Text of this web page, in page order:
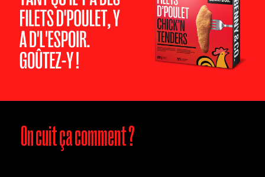
On cuit ça comment ?